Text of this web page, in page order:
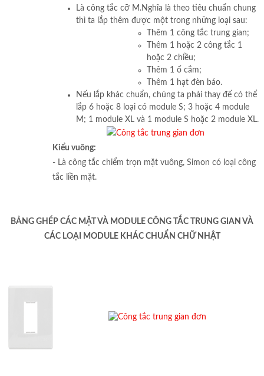
Là công tắc cỡ M.Nghĩa là theo tiêu chuẩn chung
thì ta lắp thêm được một trong những loại sau:
Thêm 1 công tắc trung gian;
Thêm 1 hoặc 2 công tắc 1
hoặc 2 chiều;
Thêm 1 ổ cắm;
Thêm 1 hạt đèn báo.
Nếu lắp khác chuẩn, chúng ta phải thay đế có thể
lắp 6 hoặc 8 loại có module S; 3 hoặc 4 module
M; 1 module XL và 1 module S hoặc 2 module XL.
Kiểu vuông:
- Là công tắc chiểm trọn mặt vuông, Simon có loại công
tắc liền mặt.
BẢNG GHÉP CÁC MẶT VÀ MODULE CÔNG TẮC TRUNG GIAN VÀ
CÁC LOẠI MODULE KHÁC CHUẨN CHỮ NHẬT